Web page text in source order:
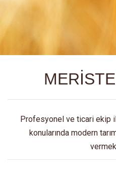
Profesyonel ve ticari ekip
konularında modern